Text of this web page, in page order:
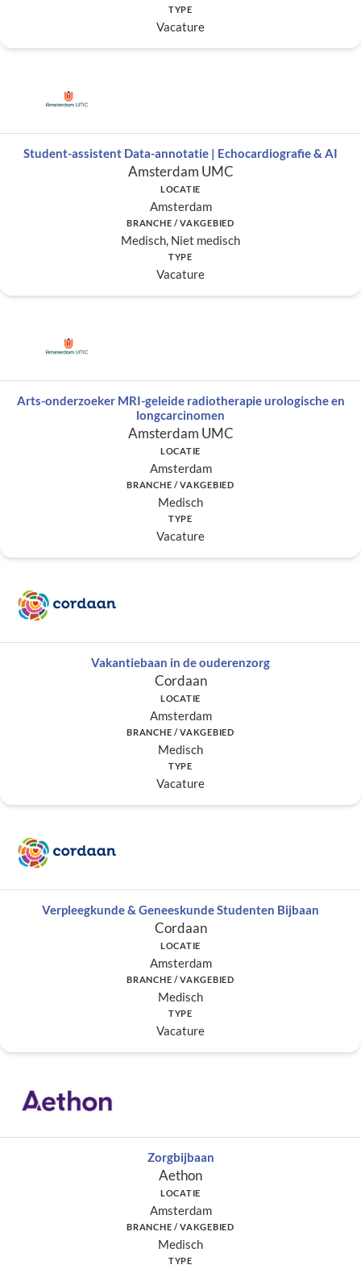
TYPE
Vacature
Student-assistent Data-annotatie | Echocardiografie & AI
Amsterdam UMC
LOCATIE
Amsterdam
BRANCHE / VAKGEBIED
Medisch, Niet medisch
TYPE
Vacature
Arts-onderzoeker MRI-geleide radiotherapie urologische en
longcarcinomen
Amsterdam UMC
LOCATIE
Amsterdam
BRANCHE / VAKGEBIED
Medisch
TYPE
Vacature
Vakantiebaan in de ouderenzorg
Cordaan
LOCATIE
Amsterdam
BRANCHE / VAKGEBIED
Medisch
TYPE
Vacature
Verpleegkunde & Geneeskunde Studenten Bijbaan
Cordaan
LOCATIE
Amsterdam
BRANCHE / VAKGEBIED
Medisch
TYPE
Vacature
Zorgbijbaan
Aethon
LOCATIE
Amsterdam
BRANCHE / VAKGEBIED
Medisch
TYPE